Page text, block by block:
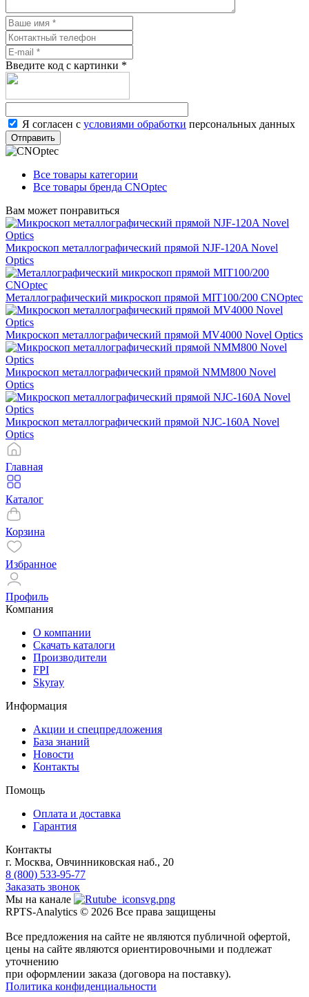
Введите код с картинки *
Я согласен с условиями обработки персональных данных
Отправить
Все товары категории
Все товары бренда CNOptec
Вам может понравиться
Микроскоп металлографический прямой NJF-120A Novel
Optics
Металлографический микроскоп прямой MIT100/200 CNOptec
Микроскоп металлографический прямой MV4000 Novel Optics
Микроскоп металлографический прямой NMM800 Novel
Optics
Микроскоп металлографический прямой NJC-160A Novel
Optics
Главная
Каталог
Корзина
Избранное
Профиль
Компания
О компании
Скачать каталоги
Производители
FPI
Skyray
Информация
Акции и спецпредложения
База знаний
Новости
Контакты
Помощь
Оплата и доставка
Гарантия
Контакты
г. Москва, Овчинниковская наб., 20
8 (800) 533-95-77
Заказать звонок
Мы на канале
RPTS-Analytics © 2026 Все права защищены
Все предложения на сайте не являются публичной офертой,
цены на сайте являются ориентировочными и подлежат
уточнению
при оформлении заказа (договора на поставку).
Политика конфиденциальности